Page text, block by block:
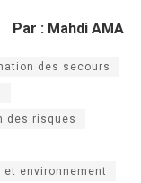
Par : Mahdi AMA
des secours
des risques
et environnement